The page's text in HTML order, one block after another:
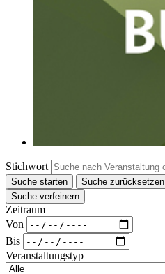
Stichwort
Suche starten
Suche zurücksetzen
Suche verfeinern
Zeitraum
Von
Bis
Veranstaltungstyp